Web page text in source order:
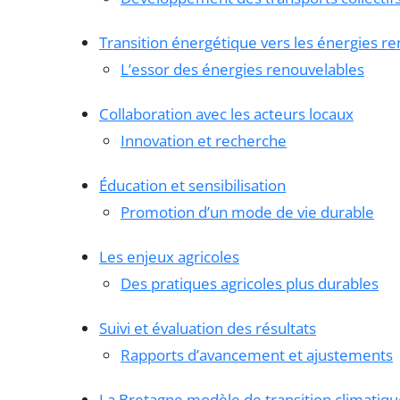
Transition énergétique vers les énergies
L’essor des énergies renouvelables
Collaboration avec les acteurs locaux
Innovation et recherche
Éducation et sensibilisation
Promotion d’un mode de vie durable
Les enjeux agricoles
Des pratiques agricoles plus durables
Suivi et évaluation des résultats
Rapports d’avancement et ajustements